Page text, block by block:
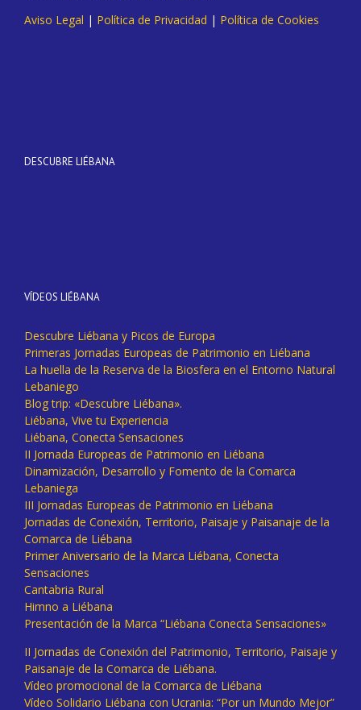
Aviso Legal | Política de Privacidad | Política de Cookies
DESCUBRE LIÉBANA
VÍDEOS LIÉBANA
Descubre Liébana y Picos de Europa
Primeras Jornadas Europeas de Patrimonio en Liébana
La huella de la Reserva de la Biosfera en el Entorno Natural
Lebaniego
Blog trip: «Descubre Liébana».
Liébana, Vive tu Experiencia
Liébana, Conecta Sensaciones
II Jornada Europeas de Patrimonio en Liébana
Dinamización, Desarrollo y Fomento de la Comarca
Lebaniega
III Jornadas Europeas de Patrimonio en Liébana
Jornadas de Conexión, Territorio, Paisaje y Paisanaje de la
Comarca de Liébana
Primer Aniversario de la Marca Liébana, Conecta
Sensaciones
Cantabria Rural
Himno a Liébana
Presentación de la Marca “Liébana Conecta Sensaciones»
II Jornadas de Conexión del Patrimonio, Territorio, Paisaje y
Paisanaje de la Comarca de Liébana.
Vídeo promocional de la Comarca de Liébana
Vídeo Solidario Liébana con Ucrania: “Por un Mundo Mejor”